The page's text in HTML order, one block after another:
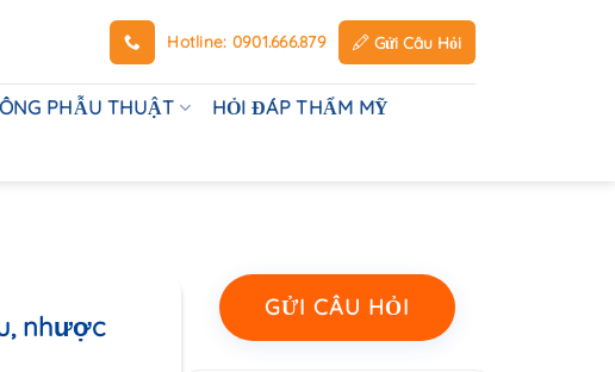
Hotline: 0901.666.879 Gửi Câu Hỏi
PHẪU THUẬT HỎI ĐÁP THẨM MỸ
nhược
GỬI CÂU HỎI